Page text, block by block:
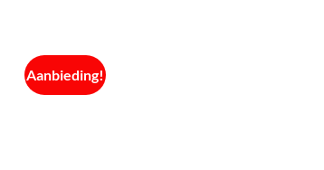
Aanbieding!